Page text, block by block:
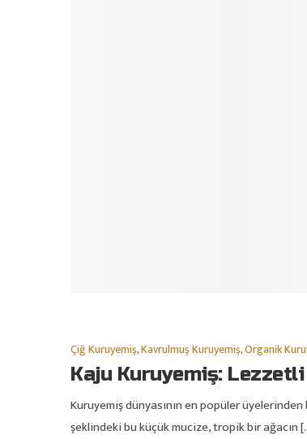
Çiğ Kuruyemiş,Kavrulmuş Kuruyemiş,Organik
Kaju Kuruyemiş: Lezzetli
Kuruyemiş dünyasının en popüler
şeklindeki bu küçük mucize, tropik bir ağacın